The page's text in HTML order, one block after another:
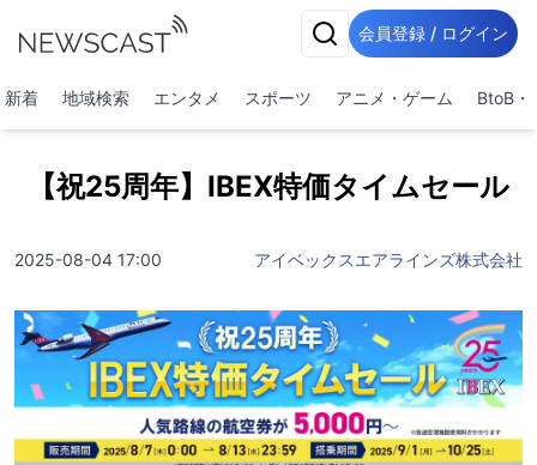
会員登録 / ログイン
新着 地域検索 エンタメ スポーツ アニメ・ゲーム BtoB・
【祝25周年】IBEX特価タイムセール
2025-08-04 17:00 アイベックスエアラインズ株式会社